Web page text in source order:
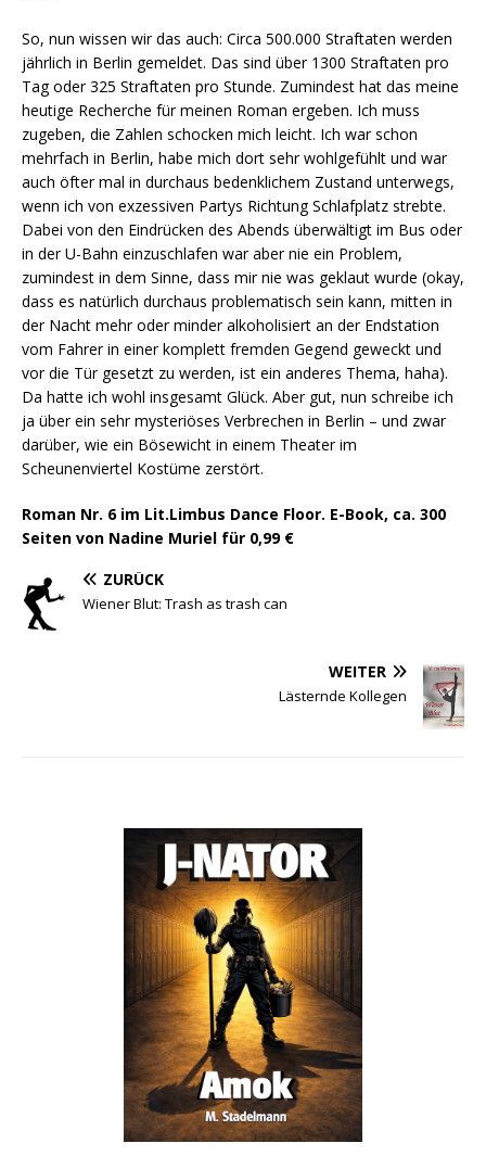
So, nun wissen wir das auch: Circa 500.000 Straftaten werden
jährlich in Berlin gemeldet. Das sind über 1300 Straftaten pro
Tag oder 325 Straftaten pro Stunde. Zumindest hat das meine
heutige Recherche für meinen Roman ergeben. Ich muss
zugeben, die Zahlen schocken mich leicht. Ich war schon
mehrfach in Berlin, habe mich dort sehr wohlgefühlt und war
auch öfter mal in durchaus bedenklichem Zustand unterwegs,
wenn ich von exzessiven Partys Richtung Schlafplatz strebte.
Dabei von den Eindrücken des Abends überwältigt im Bus oder
in der U-Bahn einzuschlafen war aber nie ein Problem,
zumindest in dem Sinne, dass mir nie was geklaut wurde (okay,
dass es natürlich durchaus problematisch sein kann, mitten in
der Nacht mehr oder minder alkoholisiert an der Endstation
vom Fahrer in einer komplett fremden Gegend geweckt und
vor die Tür gesetzt zu werden, ist ein anderes Thema, haha).
Da hatte ich wohl insgesamt Glück. Aber gut, nun schreibe ich
ja über ein sehr mysteriöses Verbrechen in Berlin – und zwar
darüber, wie ein Bösewicht in einem Theater im
Scheunenviertel Kostüme zerstört.
Roman Nr. 6 im Lit.Limbus Dance Floor. E-Book, ca. 300
Seiten von Nadine Muriel für 0,99 €
ZURÜCK
Wiener Blut: Trash as trash can
WEITER
Lästernde Kollegen